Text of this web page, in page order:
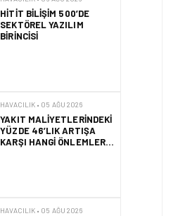
YAKIT MALIYETLERINDEKI
YÜZDE 46’LIK ARTIŞA
KARŞI HANGI ÖNLEMLER
ALINIYOR?
ÇELEBI HAVACILIK
MACARISTAN’DAN
BUDAPEŞTE GÖNÜLLÜ
KURTARMA BIRLIĞI’NE